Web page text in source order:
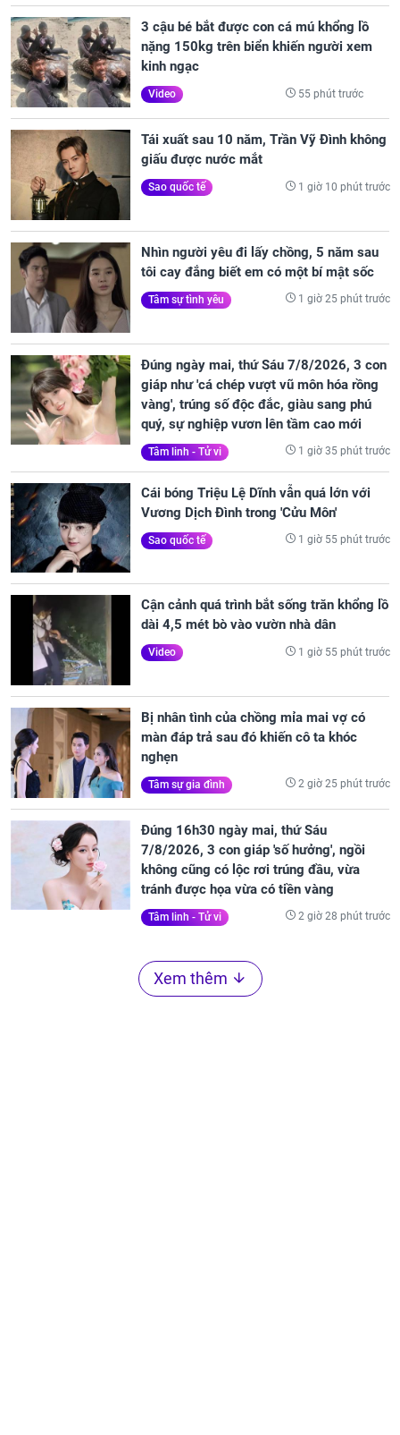
3 cậu bé bắt được con cá mú khổng lồ
nặng 150kg trên biển khiến người xem
kinh ngạc
Video 55 phút trước
Tái xuất sau 10 năm, Trần Vỹ Đình không
giấu được nước mắt
Sao quốc tế 1 giờ 10 phút trước
Nhìn người yêu đi lấy chồng, 5 năm sau
tôi cay đắng biết em có một bí mật sốc
Tâm sự tình yêu 1 giờ 25 phút trước
Đúng ngày mai, thứ Sáu 7/8/2026, 3 con
giáp như 'cá chép vượt vũ môn hóa rồng
vàng', trúng số độc đắc, giàu sang phú
quý, sự nghiệp vươn lên tầm cao mới
Tâm linh - Tử vi 1 giờ 35 phút trước
Cái bóng Triệu Lệ Dĩnh vẫn quá lớn với
Vương Dịch Đình trong 'Cửu Môn'
Sao quốc tế 1 giờ 55 phút trước
Cận cảnh quá trình bắt sống trăn khổng lồ
dài 4,5 mét bò vào vườn nhà dân
Video 1 giờ 55 phút trước
Bị nhân tình của chồng mỉa mai vợ có
màn đáp trả sau đó khiến cô ta khóc
nghẹn
Tâm sự gia đình 2 giờ 25 phút trước
Đúng 16h30 ngày mai, thứ Sáu
7/8/2026, 3 con giáp 'số hưởng', ngồi
không cũng có lộc rơi trúng đầu, vừa
tránh được họa vừa có tiền vàng
Tâm linh - Tử vi 2 giờ 28 phút trước
Xem thêm